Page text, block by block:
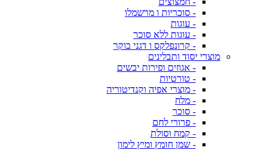
- סוכריות ו מרשמלו
- עוגות
- עוגות ללא סוכר
- קרונפלקס ו דגני בוקר
מוצרי יסוד ותבלינים
- אגוזים ופירות יבשים
- טורטיות
- מוצרי אפיה וקנדיטוריה
- מלח
- סוכר
- פרורי לחם
- קמח וסולת
- שמן חומץ ומיץ לימון